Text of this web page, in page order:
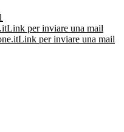
Link per inviare una mail
Link per inviare una mail